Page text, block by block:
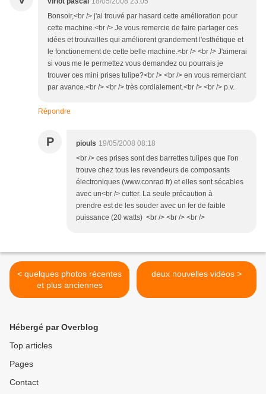
Bonsoir,<br /> j'ai trouvé par hasard cette amélioration pour
cette machine.<br /> Je vous remercie de faire partager ces
idées et trouvailles qui améliorent grandement l'esthétique et
le fonctionement de cette belle machine.<br /> <br /> J'aimerai
si vous me le permettez vous demandez ou pourrais je
trouver ces mini prises tulipe?<br /> <br /> en vous remerciant
par avance.<br /> <br /> très cordialement.<br /> <br /> p.v.
Répondre
P piouls 19/05/2008 08:18
<br /> ces prises sont des barrettes tulipes que l'on
trouve chez tous les revendeurs de composants
électroniques (www.conrad.fr) et elles sont sécables
avec un<br /> cutter. La seule précaution à
prendre est de les souder avec un fer de faible
puissance (20 watts) <br /> <br /> <br />
< quelques photos récentes
et plus anciennes
deux nouvelles vidéos >
Hébergé par Overblog
Top articles
Pages
Contact